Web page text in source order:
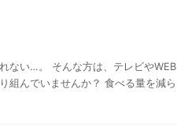
ない…。 そんな方は、テレビやWEB
組んでいませんか？ 食べる量を減ら